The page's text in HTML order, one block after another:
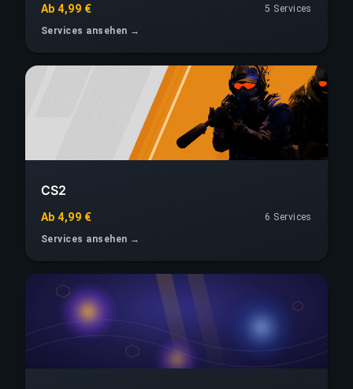
Ab 4,99 €
5 Services
Services ansehen →
CS2
Ab 4,99 €
6 Services
Services ansehen →